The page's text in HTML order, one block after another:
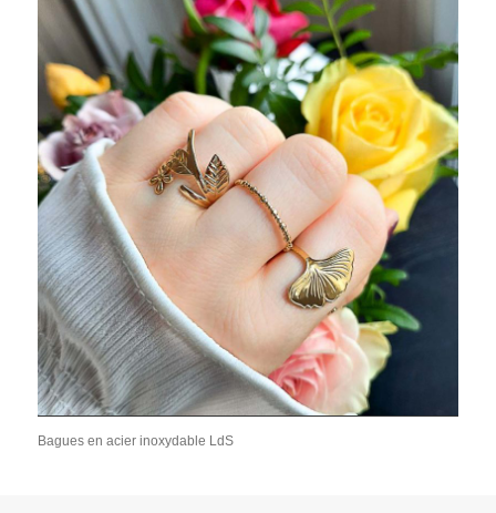
Bagues en acier inoxydable LdS